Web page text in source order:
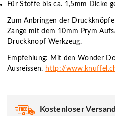
Für Stoffe bis ca. 1,5mm Dicke
Zum Anbringen der
Zange mit dem 10mm Prym
Druckknopf Werkzeug.
Empfehlung: Mit den Wonder
Ausreissen. http://
Kostenloser Versand